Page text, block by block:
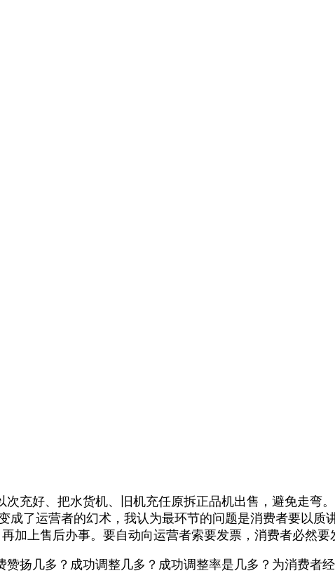
好、把水货机、旧机充任原拆正品机出售，避免走弯
成了运营者的幻术，我认为最环节的问题是消费者要以
加上售后办事。要自动向运营者索要发票，消费者必然要
几多？成功调整几多？成功调整率是几多？为消费者